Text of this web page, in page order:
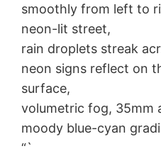
smoothly from left to
neon-lit street,
rain droplets streak
neon signs reflect on
surface,
volumetric fog, 35mm
moody blue-cyan
“`